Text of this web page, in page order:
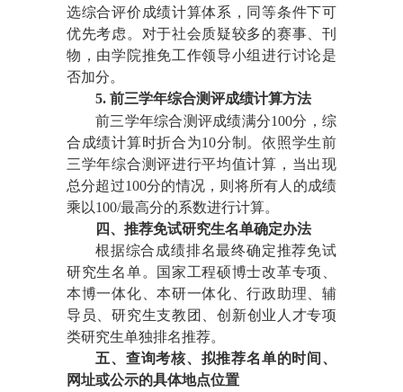
选综合评价成绩计算体系，同等条件下可
优先考虑。对于社会质疑较多的赛事、刊
物，由学院推免工作领导小组进行讨论是
否加分。
5. 前三学年综合测评成绩计算方法
前三学年综合测评成绩满分100分，综
合成绩计算时折合为10分制。依照学生前
三学年综合测评进行平均值计算，当出现
总分超过100分的情况，则将所有人的成绩
乘以100/最高分的系数进行计算。
四、推荐免试研究生名单确定办法
根据综合成绩排名最终确定推荐免试
研究生名单。国家工程硕博士改革专项、
本博一体化、本研一体化、行政助理 、辅
导员 、研究生支教团 、创新创业人才专项
类研究生单独排名推荐。
五、查询考核、拟推荐名单的时间、
网址或公示的具体地点位置